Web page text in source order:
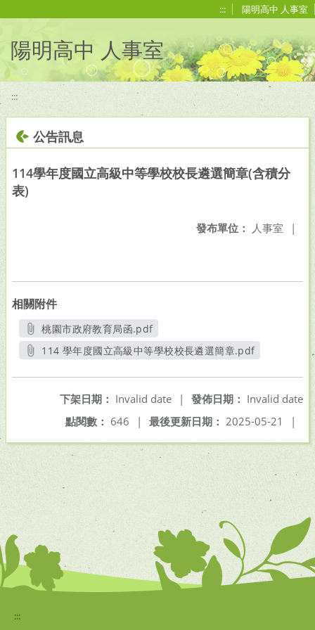
::: 陽明高中 人事室
陽明高中 人事室
:::
公告訊息
114學年度國立高級中等學校校長遴選簡章(含積分
表)
發布單位： 人事室 |
相關附件
桃園市政府教育局函.pdf
另開新視窗
114 學年度國立高級中等學校校長遴選簡章.pdf
發佈日期： Invalid date
下架日期： Invalid date
|
最後更新日期： 2025-05-21 |
點閱數： 646 |
:::